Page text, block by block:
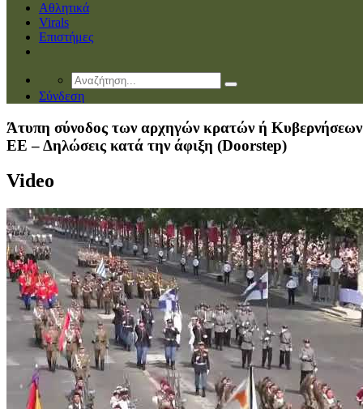
Αθλητικά
Virals
Επιστήμες
Σύνδεση
Άτυπη σύνοδος των αρχηγών κρατών ή Κυβερνήσεων
ΕΕ – Δηλώσεις κατά την άφιξη (Doorstep)
Video